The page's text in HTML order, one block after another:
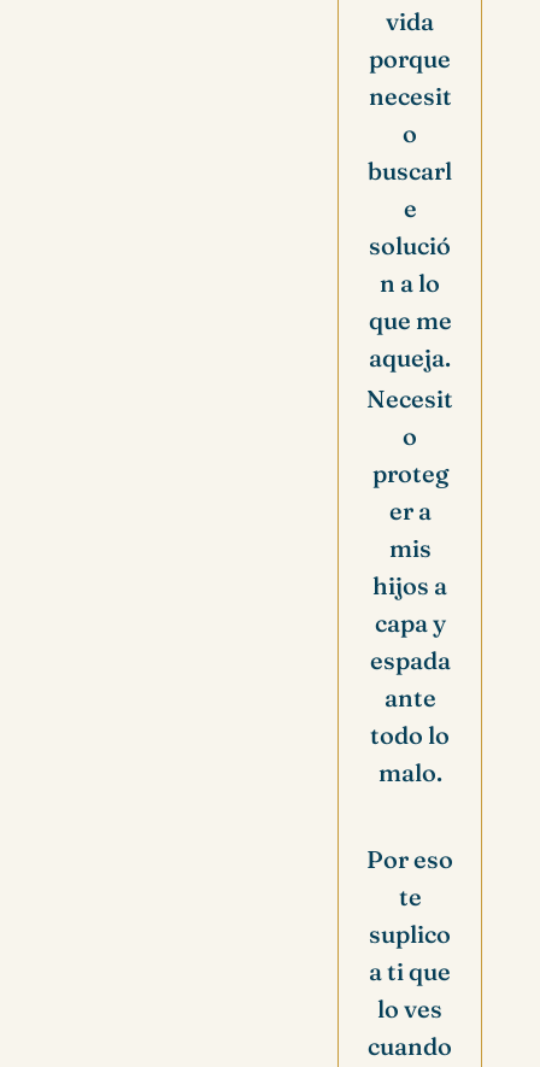
vida
porque
necesit
o
buscarl
e
solució
n a lo
que me
aqueja.
Necesit
o
proteg
er a
mis
hijos a
capa y
espada
ante
todo lo
malo.
Por eso
te
suplico
a ti que
lo ves
cuando